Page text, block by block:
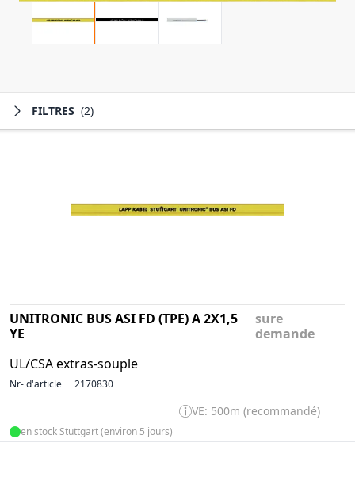
FILTRES (2)
UNITRONIC BUS ASI FD (TPE) A 2X1,5
YE
UL/CSA extras-souple
sure
demande
Nr- d'article 2170830
VE: 500m (recommandé)
en stock Stuttgart (environ 5 jours)